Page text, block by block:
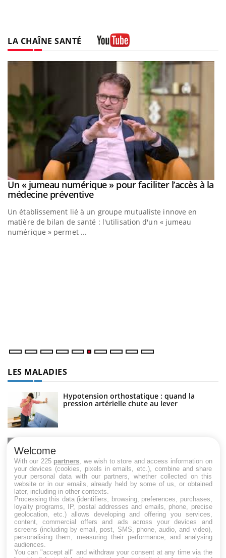
LA CHAÎNE SANTÉ
Youtube
Un « jumeau numérique » pour faciliter l’accès à la
médecine préventiveYoutube
Un établissement lié à un groupe mutualiste innove en
matière de bilan de santé : l'utilisation d'un « jumeau
numérique » permet ...
Youtube
COUP DE FOOD sur le diabèteYoutube
Coup de food sur le diabète, c'est votre nouveau rendez-vous
culinaire qui bouscule les idées reçues ! Dans cet épisode,
une ...
LES MALADIES
Hypotension orthostatique : quand la
pression artérielle chute au lever
Maladie de Charcot (Sclérose latérale
amyotrophique)
Welcome
With our 225 partners , we wish to store and access information on
your devices (cookies, pixels in emails, etc.), combine and share
your personal data with our partners, whether collected on this
website or in our emails, already held by some of us, or obtained
later, including in other contexts.
Processing this data (identifiers, browsing, preferences, purchases,
loyalty programs, IP, postal addresses and emails, phone, precise
geolocation, etc.) allows developing and offering you services,
content, commercial offers and ads across your devices and
screens (including by email, post, SMS, phone, audio, and video),
personalising them, measuring their performance, and analysing
audiences.
You can "accept all" and withdraw your consent at any time via the